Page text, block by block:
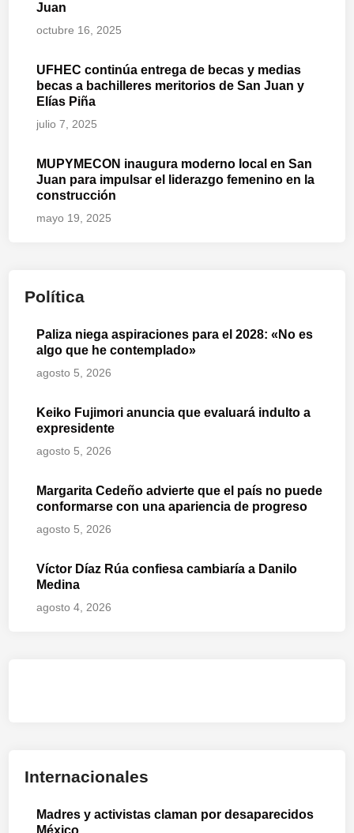
Juan
octubre 16, 2025
UFHEC continúa entrega de becas y medias
becas a bachilleres meritorios de San Juan y
Elías Piña
julio 7, 2025
MUPYMECON inaugura moderno local en San
Juan para impulsar el liderazgo femenino en la
construcción
mayo 19, 2025
Política
Paliza niega aspiraciones para el 2028: «No es
algo que he contemplado»
agosto 5, 2026
Keiko Fujimori anuncia que evaluará indulto a
expresidente
agosto 5, 2026
Margarita Cedeño advierte que el país no puede
conformarse con una apariencia de progreso
agosto 5, 2026
Víctor Díaz Rúa confiesa cambiaría a Danilo
Medina
agosto 4, 2026
Internacionales
Madres y activistas claman por desaparecidos